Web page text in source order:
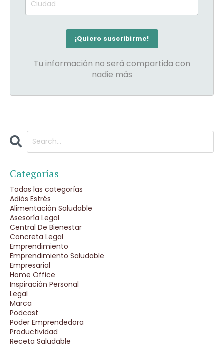
Tu información no será compartida con
nadie más
Categorías
Todas las categorías
Adiós Estrés
Alimentación Saludable
Asesoría Legal
Central De Bienestar
Concreta Legal
Emprendimiento
Emprendimiento Saludable
Empresarial
Home Office
Inspiración Personal
Legal
Marca
Podcast
Poder Emprendedora
Productividad
Receta Saludable